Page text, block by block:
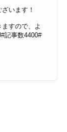
います！
すので、よ
#記事数4400#